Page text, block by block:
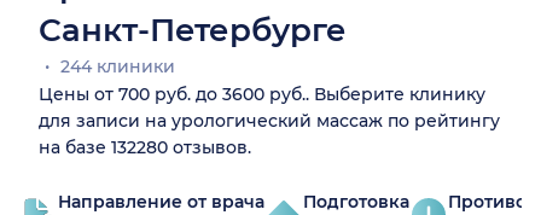
Санкт-Петербурге
244 клиники
Цены от 700 руб. до 3600 руб.. Выберите клинику
для записи на урологический массаж по рейтингу
на базе 132280 отзывов.
Направление от врача
Подготовка